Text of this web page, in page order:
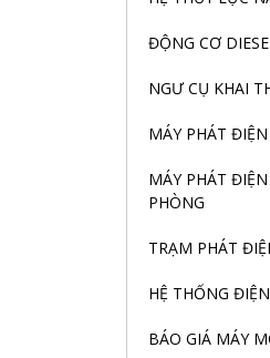
ĐỘNG CƠ
NGƯ CỤ KHAI
MÁY PHÁT
MÁY PHÁT
PHÒNG
TRẠM PHÁT
HỆ THỐNG
BÁO GIÁ MÁY
Nanibi Cung Cấp